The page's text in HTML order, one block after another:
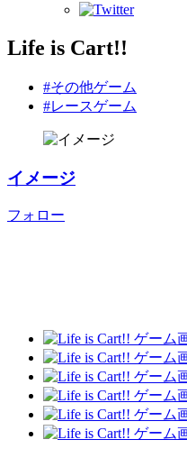
Life is Cart!!
#その他ゲーム
#レースゲーム
イメージ
フォロー